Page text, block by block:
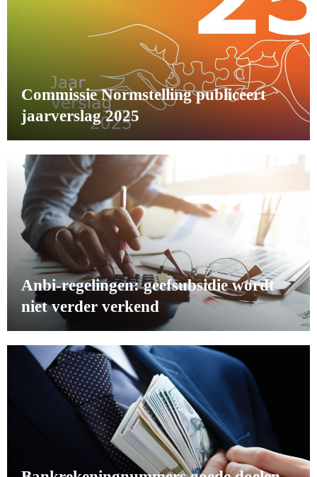
Commissie Normstelling publiceert
jaarverslag 2025
Anbi-regelingen: geefsubsidie wordt
niet verder verkend